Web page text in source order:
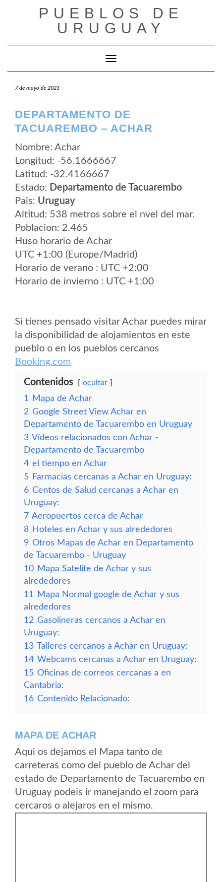
PUEBLOS DE
URUGUAY
Cambiar modo de navegación
7 de mayo de 2023
DEPARTAMENTO DE
TACUAREMBO – ACHAR
Nombre: Achar
Longitud: -56.1666667
Latitud: -32.4166667
Estado: Departamento de Tacuarembo
Pais: Uruguay
Altitud: 538 metros sobre el nvel del mar.
Poblacion: 2.465
Huso horario de Achar
UTC +1:00 (Europe/Madrid)
Horario de verano : UTC +2:00
Horario de invierno : UTC +1:00
Si tienes pensado visitar Achar puedes mirar
la disponibilidad de alojamientos en este
pueblo o en los pueblos cercanos
Booking.com
Contenidos ocultar
1
Mapa de Achar
2 Google Street View Achar en
Departamento de Tacuarembo en Uruguay
3 Vídeos relacionados con Achar -
Departamento de Tacuarembo
4 el tiempo en Achar
5 Farmacias cercanas a Achar en Uruguay:
6 Centos de Salud cercanas a Achar en
Uruguay:
7 Aeropuertos cerca de Achar
8 Hoteles en Achar y sus alrededores
9 Otros Mapas de Achar en Departamento
de Tacuarembo - Uruguay
10 Mapa Satelite de Achar y sus
alrededores
11
Mapa Normal google de Achar y sus
alrededores
12 Gasolineras cercanos a Achar en
Uruguay:
13 Talleres cercanos a Achar en Uruguay:
14 Webcams cercanas a Achar en Uruguay:
15 Oficinas de correos cercanas a en
Cantabria:
16 Contenido Relacionado:
MAPA DE ACHAR
Aqui os dejamos el Mapa tanto de
carreteras como del pueblo de Achar del
estado de Departamento de Tacuarembo en
Uruguay podeis ir manejando el zoom para
cercaros o alejaros en el mismo.